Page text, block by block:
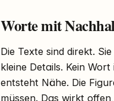
Worte mit
Die Texte sind direkt.
kleine Details. Kein
entsteht Nähe. Die
müssen. Das wirkt